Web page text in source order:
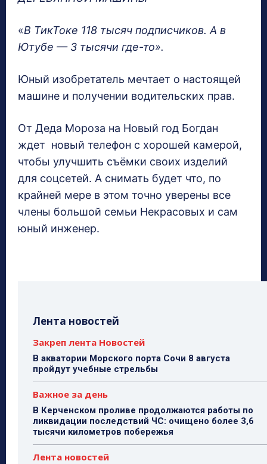
«В ТикТоке 118 тысяч подписчиков. А в
Ютубе — 3 тысячи где-то».
Юный изобретатель мечтает о настоящей
машине и получении водительских прав.
От Деда Мороза на Новый год Богдан
ждет новый телефон с хорошей камерой,
чтобы улучшить съёмки своих изделий
для соцсетей. А снимать будет что, по
крайней мере в этом точно уверены все
члены большой семьи Некрасовых и сам
юный инженер.
Лента новостей
Закреп лента Новостей
В акватории Морского порта Сочи 8 августа
пройдут учебные стрельбы
Важное за день
В Керченском проливе продолжаются работы по
ликвидации последствий ЧС: очищено более 3,6
тысячи километров побережья
Лента новостей